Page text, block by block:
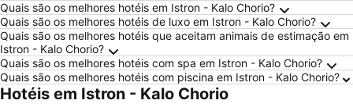
Quais são os melhores hotéis em Istron - Kalo Chorio?
Quais são os melhores hotéis de luxo em Istron - Kalo Chorio?
Quais são os melhores hotéis que aceitam animais de estimação em
Istron - Kalo Chorio?
Quais são os melhores hotéis com spa em Istron - Kalo Chorio?
Quais são os melhores hotéis com piscina em Istron - Kalo Chorio?
Hotéis em Istron - Kalo Chorio